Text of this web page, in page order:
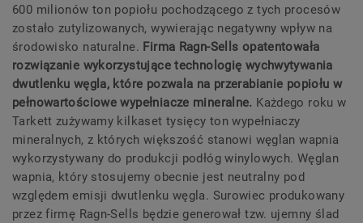
600 milionów ton popiołu pochodzącego z tych procesów
zostało zutylizowanych, wywierając negatywny wpływ na
środowisko naturalne. Firma Ragn-Sells opatentowała
rozwiązanie wykorzystujące technologię wychwytywania
dwutlenku węgla, które pozwala na przerabianie popiołu w
pełnowartościowe wypełniacze mineralne. Każdego roku w
Tarkett zużywamy kilkaset tysięcy ton wypełniaczy
mineralnych, z których większość stanowi węglan wapnia
wykorzystywany do produkcji podłóg winylowych. Węglan
wapnia, który stosujemy obecnie jest neutralny pod
względem emisji dwutlenku węgla. Surowiec produkowany
przez firmę Ragn-Sells będzie generował tzw. ujemny ślad